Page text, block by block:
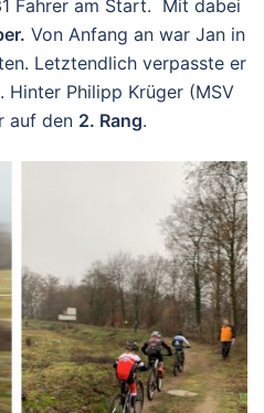
Fahrer am Start. Mit dabei
Von Anfang an war Jan in
Letztendlich verpasste er
Philipp Krüger (MSV
auf den 2. Rang.